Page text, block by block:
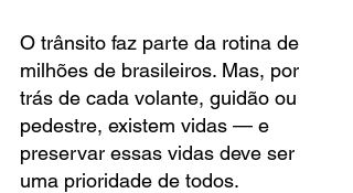
O trânsito faz parte da rotina de
milhões de brasileiros. Mas, por
trás de cada volante, guidão ou
pedestre, existem vidas — e
preservar essas vidas deve ser
uma prioridade de todos.